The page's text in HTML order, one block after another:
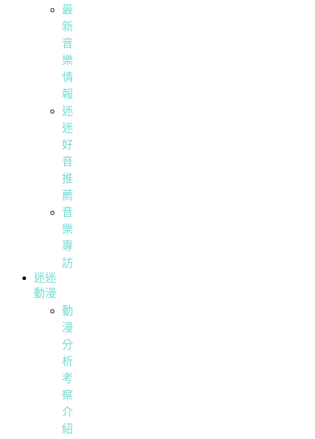
最
新
音
樂
情
報
迷
迷
好
音
推
薦
音
樂
專
訪
迷迷
動漫
動
漫
分
析
考
察
介
紹